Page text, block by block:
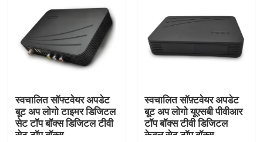
स्वचालित सॉफ्टवेयर अपडेट
बूट अप लोगो टाइमर डिजिटल
सेट टॉप बॉक्स डिजिटल टीवी
सेट टॉप बॉक्स
स्वचालित सॉफ़्टवेयर अपडेट
बूट अप लोगो यूएसबी पीवीआर
टॉप बॉक्स टीवी डिजिटल
केबल सेट टॉप बॉक्स